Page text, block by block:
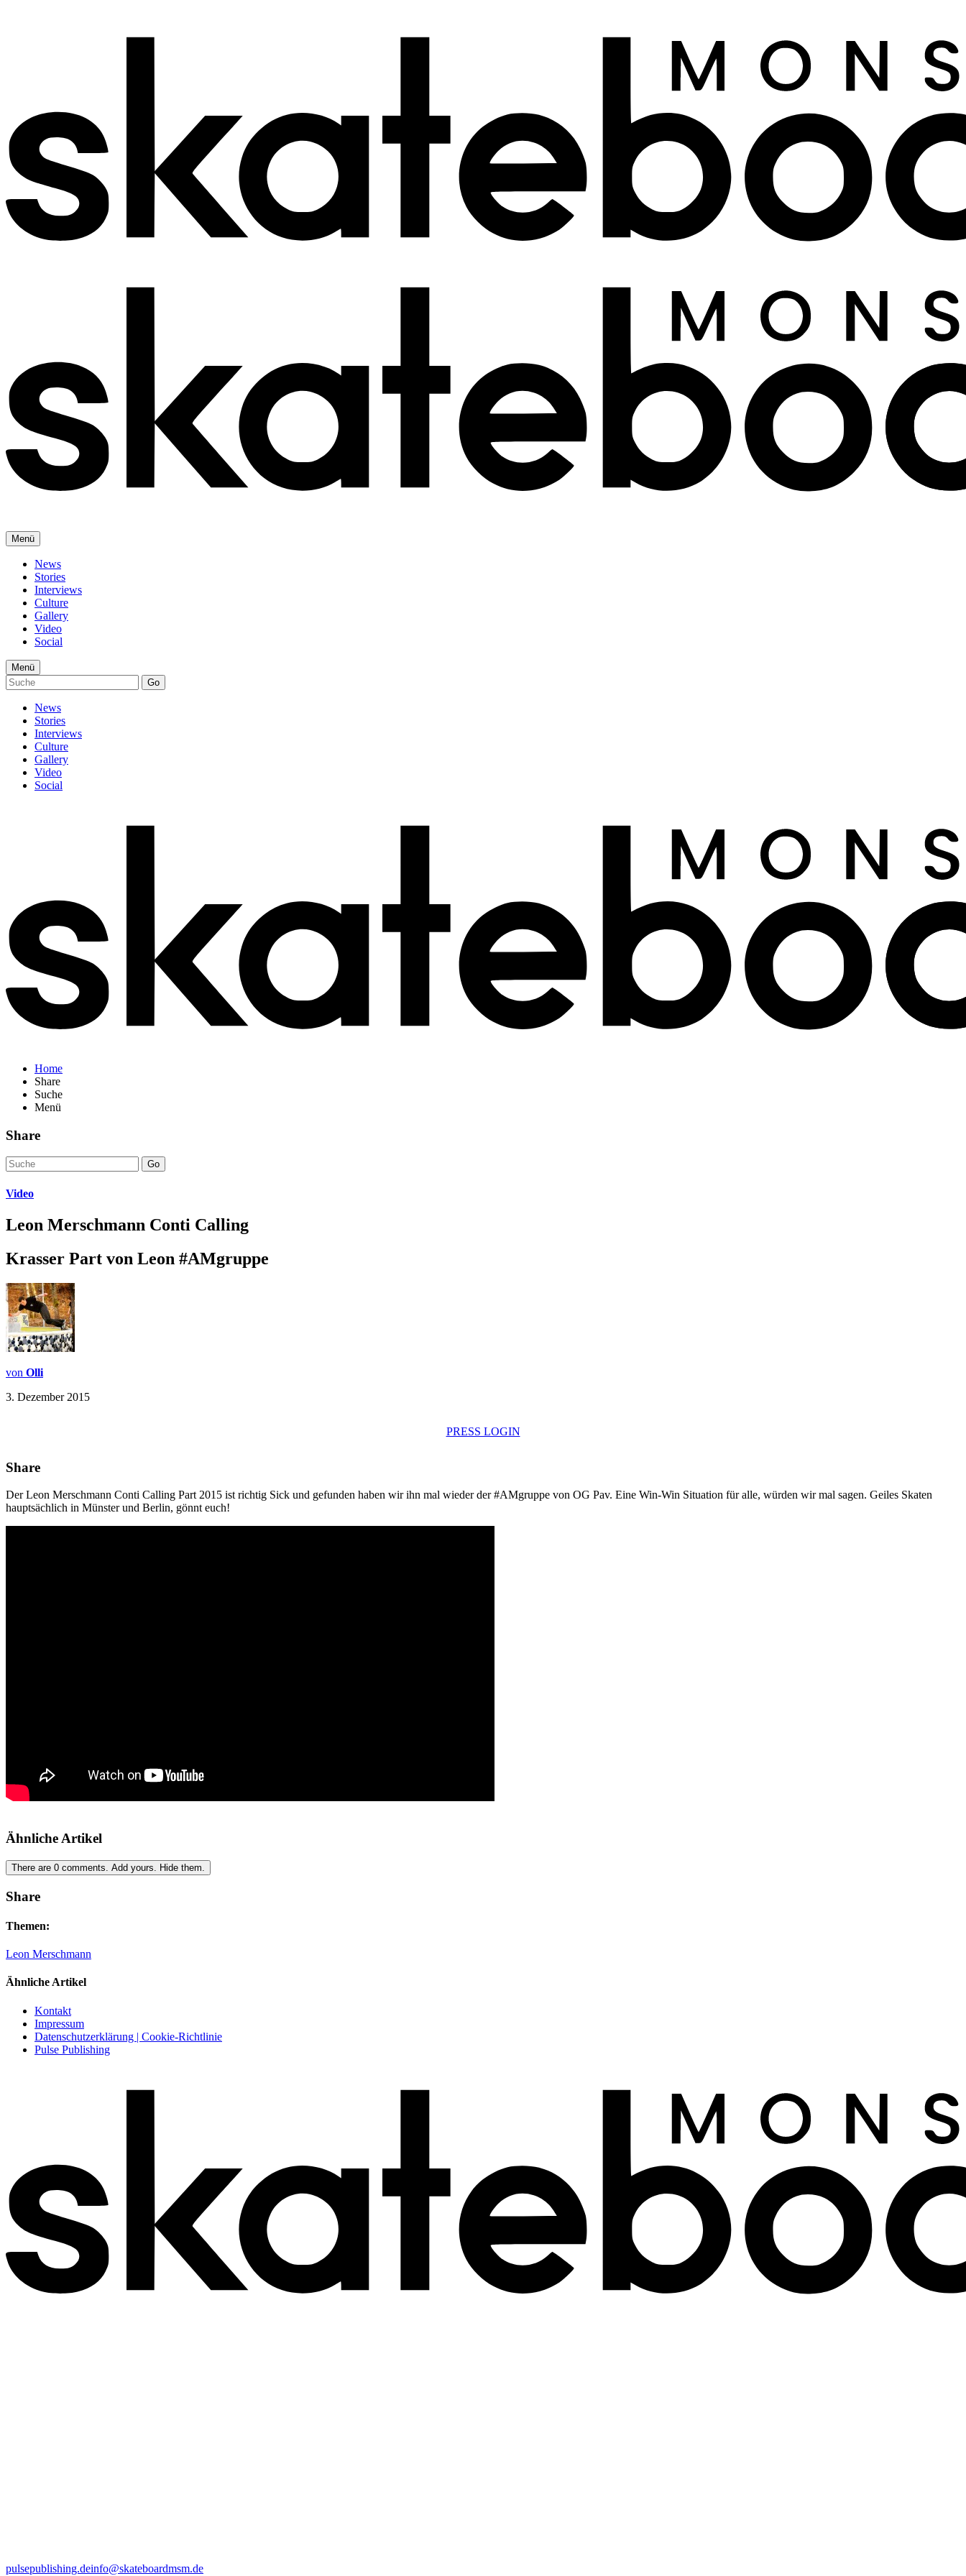
Menü
News
Stories
Interviews
Culture
Gallery
Video
Social
Menü
Go
News
Stories
Interviews
Culture
Gallery
Video
Social
Home
Share
Suche
Menü
Share
Go
Video
Leon Merschmann Conti Calling
Krasser Part von Leon #AMgruppe
von Olli
3. Dezember 2015
PRESS LOGIN
Share
Der Leon Merschmann Conti Calling Part 2015 ist richtig Sick und gefunden haben wir ihn mal wieder der #AMgruppe von OG Pav. Eine Win-Win Situation für alle, würden wir mal sagen. Geiles Skaten
hauptsächlich in Münster und Berlin, gönnt euch!
Ähnliche Artikel
There are 0 comments. Add yours. Hide them.
Share
Themen:
Leon Merschmann
Ähnliche Artikel
Kontakt
Impressum
Datenschutzerklärung | Cookie-Richtlinie
Pulse Publishing
pulsepublishing.deinfo@skateboardmsm.de